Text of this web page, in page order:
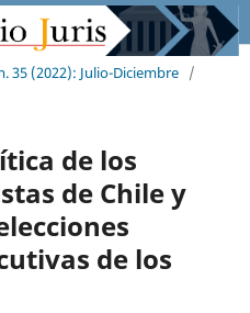
35 (2022): Julio-Diciembre /
de los
de Chile y
de los